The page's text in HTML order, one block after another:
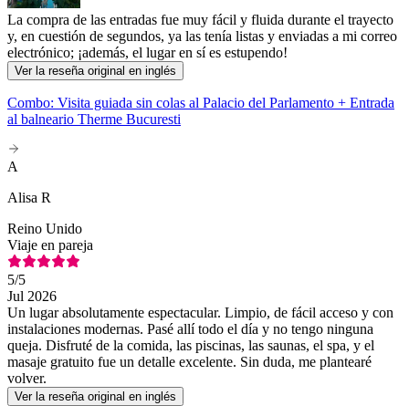
La compra de las entradas fue muy fácil y fluida durante el trayecto
y, en cuestión de segundos, ya las tenía listas y enviadas a mi correo
electrónico; ¡además, el lugar en sí es estupendo!
Ver la reseña original en inglés
Combo: Visita guiada sin colas al Palacio del Parlamento + Entrada
al balneario Therme Bucuresti
A
Alisa R
Reino Unido
Viaje en pareja
5/5
Jul 2026
Un lugar absolutamente espectacular. Limpio, de fácil acceso y con
instalaciones modernas. Pasé allí todo el día y no tengo ninguna
queja. Disfruté de la comida, las piscinas, las saunas, el spa, y el
masaje gratuito fue un detalle excelente. Sin duda, me plantearé
volver.
Ver la reseña original en inglés